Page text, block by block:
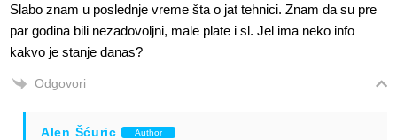
Slabo znam u poslednje vreme šta o jat tehnici. Znam da su pre
par godina bili nezadovoljni, male plate i sl. Jel ima neko info
kakvo je stanje danas?
Odgovori
Alen Šćuric Author